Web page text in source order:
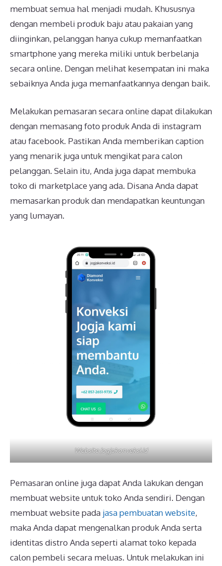
membuat semua hal menjadi mudah. Khususnya
dengan membeli produk baju atau pakaian yang
diinginkan, pelanggan hanya cukup memanfaatkan
smartphone yang mereka miliki untuk berbelanja
secara online. Dengan melihat kesempatan ini maka
sebaiknya Anda juga memanfaatkannya dengan baik.
Melakukan pemasaran secara online dapat dilakukan
dengan memasang foto produk Anda di instagram
atau facebook. Pastikan Anda memberikan caption
yang menarik juga untuk mengikat para calon
pelanggan. Selain itu, Anda juga dapat membuka
toko di marketplace yang ada. Disana Anda dapat
memasarkan produk dan mendapatkan keuntungan
yang lumayan.
Website Jogjakonveksi.id
Pemasaran online juga dapat Anda lakukan dengan
membuat website untuk toko Anda sendiri. Dengan
membuat website pada jasa pembuatan website,
maka Anda dapat mengenalkan produk Anda serta
identitas distro Anda seperti alamat toko kepada
calon pembeli secara meluas. Untuk melakukan ini